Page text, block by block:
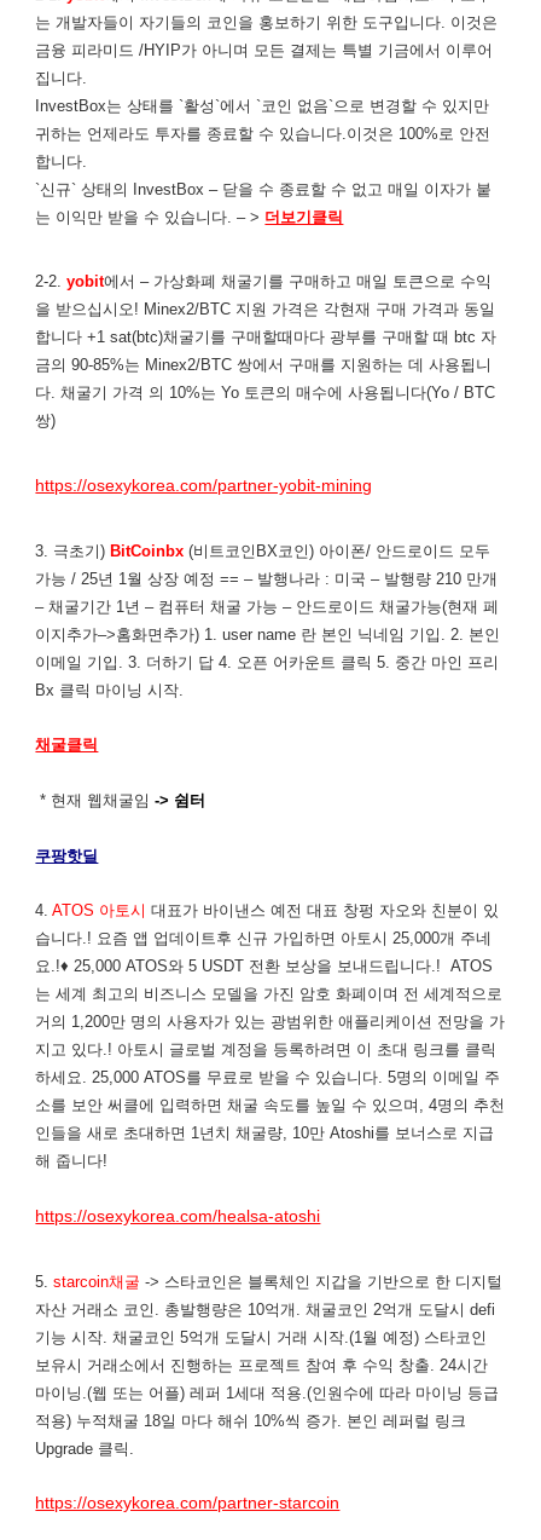
는 개발자들이 자기들의 코인을 홍보하기 위한 도구입니다. 이것은
금융 피라미드 /HYIP가 아니며 모든 결제는 특별 기금에서 이루어
집니다.
InvestBox는 상태를 `활성`에서 `코인 없음`으로 변경할 수 있지만
귀하는 언제라도 투자를 종료할 수 있습니다.이것은 100%로 안전
합니다.
`신규` 상태의 InvestBox – 닫을 수 종료할 수 없고 매일 이자가 붙
는 이익만 받을 수 있습니다. – > 더보기클릭
2-2.yobit에서 – 가상화폐 채굴기를 구매하고 매일 토큰으로 수익
을 받으십시오! Minex2/BTC 지원 가격은 각현재 구매 가격과 동일
합니다 +1 sat(btc)채굴기를 구매할때마다 광부를 구매할 때 btc 자
금의 90-85%는 Minex2/BTC 쌍에서 구매를 지원하는 데 사용됩니
다. 채굴기 가격 의 10%는 Yo 토큰의 매수에 사용됩니다(Yo / BTC
쌍)
https://osexykorea.com/partner-yobit-mining
3. 극초기)BitCoinbx (비트코인BX코인) 아이폰/ 안드로이드 모두
가능 / 25년 1월 상장 예정 == – 발행나라 : 미국 – 발행량 210 만개
– 채굴기간 1년 – 컴퓨터 채굴 가능 – 안드로이드 채굴가능(현재 페
이지추가–>홈화면추가) 1. user name 란 본인 닉네임 기입. 2. 본인
이메일 기입. 3. 더하기 답 4. 오픈 어카운트 클릭 5. 중간 마인 프리
Bx 클릭 마이닝 시작.
채굴클릭
* 현재 웹채굴임 -> 쉼터
쿠팡핫딜
4.ATOS 아토시 대표가 바이낸스 예전 대표 창펑 자오와 친분이 있
습니다.! 요즘 앱 업데이트후 신규 가입하면 아토시 25,000개 주네
요.!♦ 25,000 ATOS와 5 USDT 전환 보상을 보내드립니다.! ATOS
는 세계 최고의 비즈니스 모델을 가진 암호 화폐이며 전 세계적으로
거의 1,200만 명의 사용자가 있는 광범위한 애플리케이션 전망을 가
지고 있다.! 아토시 글로벌 계정을 등록하려면 이 초대 링크를 클릭
하세요. 25,000 ATOS를 무료로 받을 수 있습니다. 5명의 이메일 주
소를 보안 써클에 입력하면 채굴 속도를 높일 수 있으며, 4명의 추천
인들을 새로 초대하면 1년치 채굴량, 10만 Atoshi를 보너스로 지급
해 줍니다!
https://osexykorea.com/healsa-atoshi
5.starcoin채굴 -> 스타코인은 블록체인 지갑을 기반으로 한 디지털
자산 거래소 코인. 총발행량은 10억개. 채굴코인 2억개 도달시 defi
기능 시작. 채굴코인 5억개 도달시 거래 시작.(1월 예정) 스타코인
보유시 거래소에서 진행하는 프로젝트 참여 후 수익 창출. 24시간
마이닝.(웹 또는 어플) 레퍼 1세대 적용.(인원수에 따라 마이닝 등급
적용) 누적채굴 18일 마다 해쉬 10%씩 증가. 본인 레퍼럴 링크
Upgrade 클릭.
https://osexykorea.com/partner-starcoin